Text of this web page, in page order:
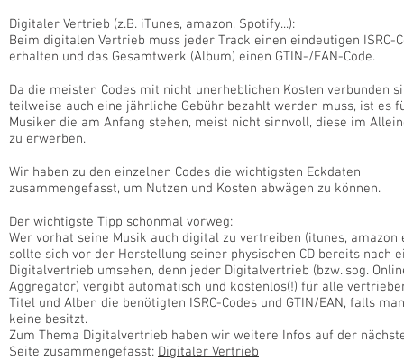
Digitaler Vertrieb (z.B. iTunes, amazon, Spotify...):
Beim digitalen Vertrieb muss jeder Track einen eindeutigen ISRC-
erhalten und das Gesamtwerk (Album) einen GTIN-/EAN-Code.
Da die meisten Codes mit nicht unerheblichen Kosten verbunden
teilweise auch eine jährliche Gebühr bezahlt werden muss, ist es
Musiker die am Anfang stehen, meist nicht sinnvoll, diese im
zu erwerben.
Wir haben zu den einzelnen Codes die wichtigsten Eckdaten
zusammengefasst, um Nutzen und Kosten abwägen zu können.
Der wichtigste Tipp schonmal vorweg:
Wer vorhat seine Musik auch digital zu vertreiben (itunes, amazon
sollte sich vor der Herstellung seiner physischen CD bereits nach
Digitalvertrieb umsehen, denn jeder Digitalvertrieb (bzw. sog.
Aggregator) vergibt automatisch und kostenlos(!) für alle
Titel und Alben die benötigten ISRC-Codes und GTIN/EAN, falls
keine besitzt.
Zum Thema Digitalvertrieb haben wir weitere Infos auf der
Seite zusammengefasst: Digitaler Vertrieb